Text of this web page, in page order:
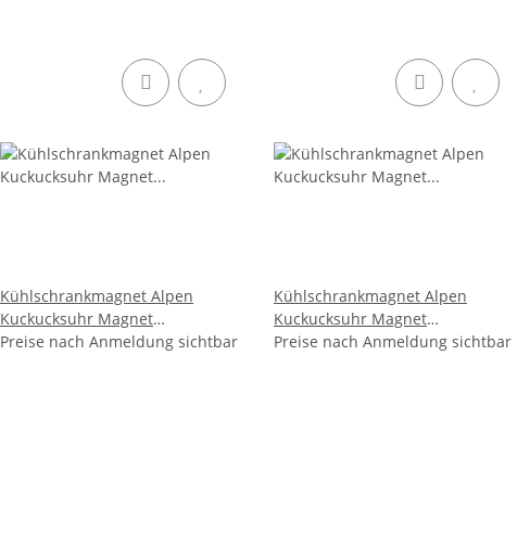
Kühlschrankmagnet Alpen
Kuckucksuhr Magnet
Urlaubserinnerung Mitbringsel
Preise nach Anmeldung sichtbar
Kühlschrankmagnet Alpen
Kuckucksuhr Magnet
LiebespaarMitbringsel Deko -
Preise nach Anmeldung sichtbar